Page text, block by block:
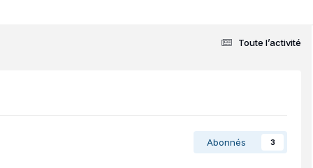
Toute l’activité
Abonnés 3